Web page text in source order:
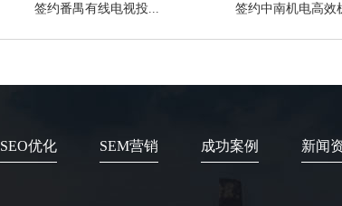
签约番禺有线电视投... 签约中南机电高效
SEO优化 SEM营销 成功案例 新闻